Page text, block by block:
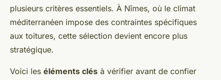
plusieurs critères essentiels. À Nîmes, où le climat
méditerranéen impose des contraintes spécifiques
aux toitures, cette sélection devient encore plus
stratégique.
Voici les éléments clés à vérifier avant de confier